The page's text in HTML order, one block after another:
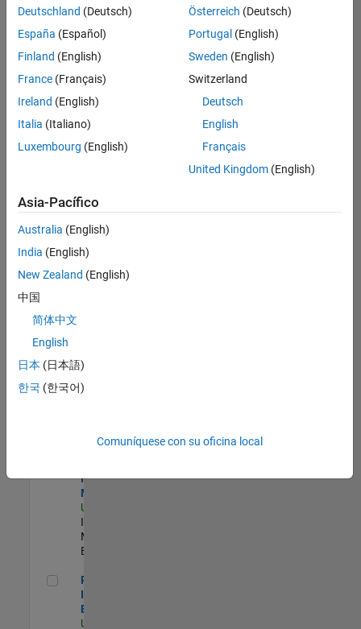
No se
han
traducido
todos
los
empleos.
Busque
por
ubicación
todos
empleos
en su
zona.
Product Strategy Lead - Cloud & Ecosystem for Simulink
Ecosystem for
US-MA-Natick
Experimentado
Industry
Manager
US-TX-Plano
Industry
Marketing |
Experimentado
Principal IAM/AD Engineer
Principal
IAM/AD
Engineer
US-MA-Natick
Deutschland (Deutsch)
España (Español)
Finland (English)
France (Français)
Ireland (English)
Italia (Italiano)
Luxembourg (English)
Österreich (Deutsch)
Portugal (English)
Sweden (English)
Switzerland
Deutsch
English
Français
United Kingdom(English)
Asia-Pacífico
Australia (English)
India (English)
New Zealand (English)
中国
简体中文
English
日本 (日本語)
한국 (한국어)
Comuníquese con su oficina local